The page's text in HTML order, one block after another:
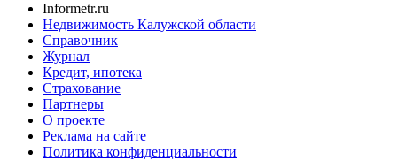
Informetr.ru
Недвижимость Калужской области
Справочник
Журнал
Кредит, ипотека
Страхование
Партнеры
O проекте
Реклама на сайте
Политика конфиденциальности